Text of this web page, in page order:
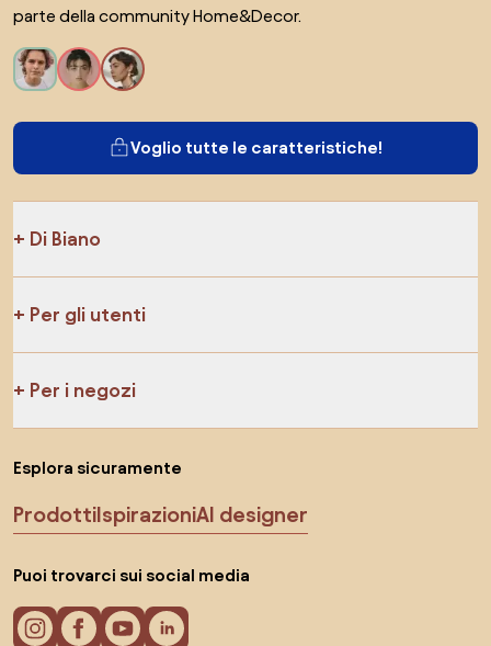
parte della community Home&Decor.
Voglio tutte le caratteristiche!
Di Biano
Per gli utenti
Per i negozi
Esplora sicuramente
ProdottiIspirazioniAI designer
Puoi trovarci sui social media